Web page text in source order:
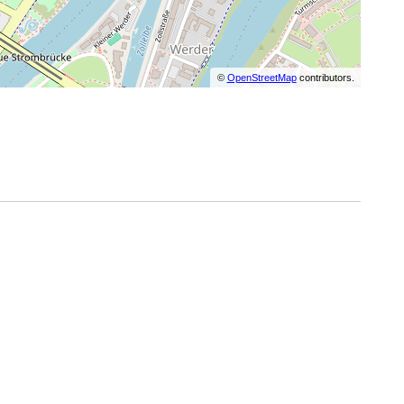
© OpenStreetMapcontributors.